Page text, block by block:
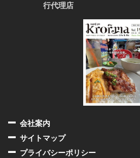
行代理店
会社案内
サイトマップ
プライバシーポリシー